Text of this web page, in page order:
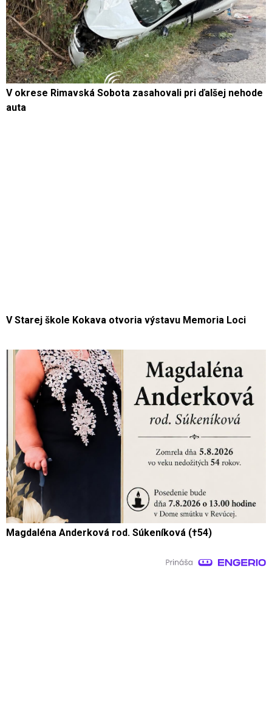
V okrese Rimavská Sobota zasahovali pri ďalšej nehode
auta
V Starej škole Kokava otvoria výstavu Memoria Loci
Magdaléna Anderková rod. Súkeníková (†54)